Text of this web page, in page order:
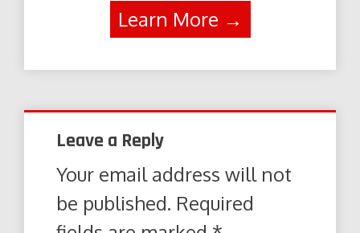
Learn More →
Leave a Reply
Your email address will not
be published. Required